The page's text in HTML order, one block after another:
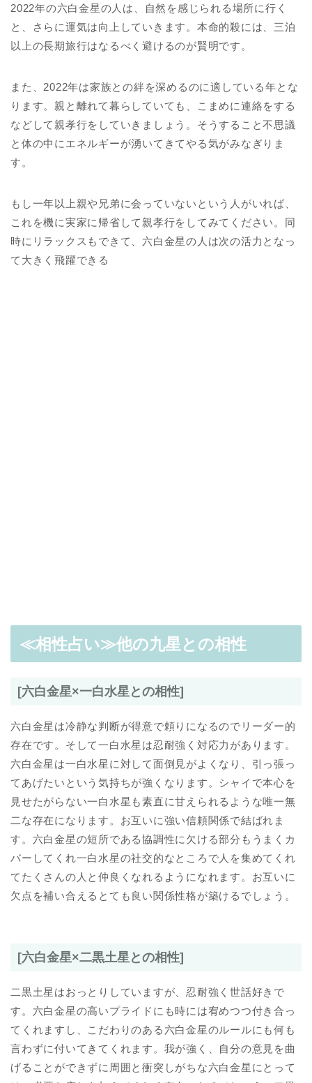
2022年の六白金星の人は、自然を感じられる場所に行く
と、さらに運気は向上していきます。本命的殺には、三泊
以上の長期旅行はなるべく避けるのが賢明です。
また、2022年は家族との絆を深めるのに適している年とな
ります。親と離れて暮らしていても、こまめに連絡をする
などして親孝行をしていきましょう。そうすること不思議
と体の中にエネルギーが湧いてきてやる気がみなぎりま
す。
もし一年以上親や兄弟に会っていないという人がいれば、
これを機に実家に帰省して親孝行をしてみてください。同
時にリラックスもできて、六白金星の人は次の活力となっ
て大きく飛躍できる
≪相性占い≫他の九星との相性
[六白金星×一白水星との相性]
六白金星は冷静な判断が得意で頼りになるのでリーダー的
存在です。そして一白水星は忍耐強く対応力があります。
六白金星は一白水星に対して面倒見がよくなり、引っ張っ
てあげたいという気持ちが強くなります。シャイで本心を
見せたがらない一白水星も素直に甘えられるような唯一無
二な存在になります。お互いに強い信頼関係で結ばれま
す。六白金星の短所である協調性に欠ける部分もうまくカ
バーしてくれ一白水星の社交的なところで人を集めてくれ
てたくさんの人と仲良くなれるようになれます。お互いに
欠点を補い合えるとても良い関係性格が築けるでしょう。
[六白金星×二黒土星との相性]
二黒土星はおっとりしていますが、忍耐強く世話好きで
す。六白金星の高いプライドにも時には宥めつつ付き合っ
てくれますし、こだわりのある六白金星のルールにも何も
言わずに付いてきてくれます。我が強く、自分の意見を曲
げることができずに周囲と衝突しがちな六白金星にとって